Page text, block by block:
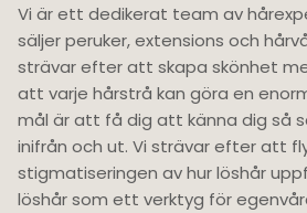
Vi är ett dedikerat team av
säljer peruker, extensions och
strävar efter att skapa skönhet
att varje hårstrå kan göra en
mål är att få dig att känna dig så
inifrån och ut. Vi strävar efter att
stigmatiseringen av hur löshår
löshår som ett verktyg för